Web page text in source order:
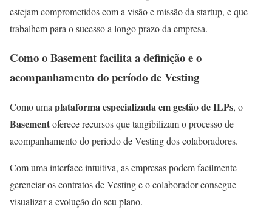
estejam comprometidos com a visão e missão da startup, e que
trabalhem para o sucesso a longo prazo da empresa.
Como o Basement facilita a definição e o
acompanhamento do período de Vesting
Como uma plataforma especializada em gestão de ILPs, o
Basementoferece recursos que tangibilizam o processo de
acompanhamento do período de Vesting dos colaboradores.
Com uma interface intuitiva, as empresas podem facilmente
gerenciar os contratos de Vesting e o colaborador consegue
visualizar a evolução do seu plano.